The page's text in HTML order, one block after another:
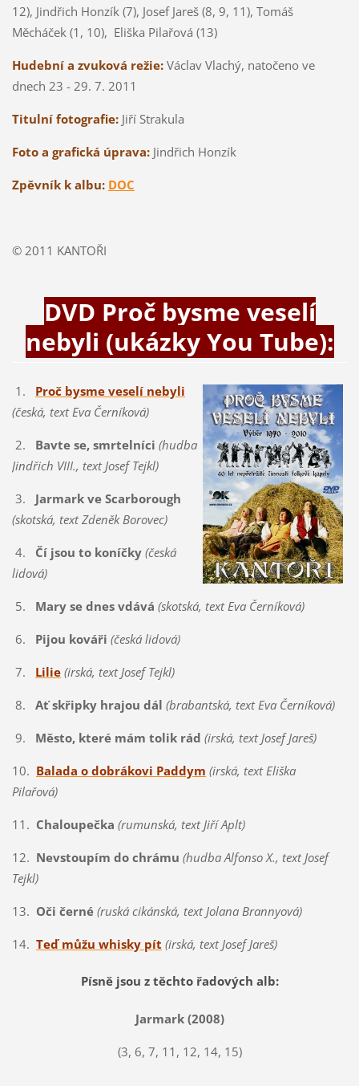
12), Jindřich Honzík (7), Josef Jareš (8, 9, 11), Tomáš
Měcháček (1, 10), Eliška Pilařová (13)
Hudební a zvuková režie: Václav Vlachý, natočeno ve
dnech 23 - 29. 7. 2011
Titulní fotografie: Jiří Strakula
Foto a grafická úprava: Jindřich Honzík
Zpěvník k albu: DOC
© 2011 KANTOŘI
DVD Proč bysme veselí
nebyli (ukázky You Tube):
1. Proč bysme veselí nebyli
(česká, text Eva Černíková)
2. Bavte se, smrtelníci (hudba
Jindřich VIII., text Josef Tejkl)
3. Jarmark ve Scarborough
(skotská, text Zdeněk Borovec)
4. Čí jsou to koníčky (česká
lidová)
5. Mary se dnes vdává (skotská, text Eva Černíková)
6. Pijou kováři (česká lidová)
7. Lilie(irská, text Josef Tejkl)
8. Ať skřipky hrajou dál (brabantská, text Eva Černíková)
9. Město, které mám tolik rád (irská, text Josef Jareš)
10. Balada o dobrákovi Paddym (irská, text Eliška
Pilařová)
11. Chaloupečka (rumunská, text Jiří Aplt)
12. Nevstoupím do chrámu (hudba Alfonso X., text Josef
Tejkl)
13. Oči černé (ruská cikánská, text Jolana Brannyová)
14. Teď můžu whisky pít (irská, text Josef Jareš)
Písně jsou z těchto řadových alb:
Jarmark (2008)
(3, 6, 7, 11, 12, 14, 15)